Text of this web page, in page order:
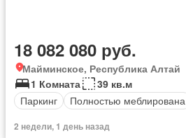
18 082 080 руб.
Майминское, Республика Алтай
1 Комната
39 кв.м
Паркинг
Полностью меблирована
2 недели, 1 день назад